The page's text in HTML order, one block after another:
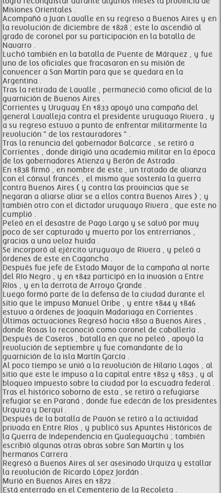
Misiones Orientales .
Acompañó a Juan Lavalle en su regreso a Buenos Aires y en
la revolución de diciembre de 1828 ; este lo ascendió al
grado de coronel por su participación en la batalla de
Navarro .
Luchó también en la batalla de Puente de Márquez , y fue
uno de los oficiales que fracasaron en su misión de
convencer a San Martín para que se quedara en la
Argentina .
Tras la retirada de Lavalle , permaneció como oficial de la
guarnición de Buenos Aires .
Corrientes y Uruguay En 1833 apoyó una campaña del
general Lavalleja contra el presidente uruguayo Rivera , y
a su regreso estuvo a punto de enfrentar militarmente la
revolución " de los restauradores " .
Tras la renuncia del gobernador Balcarce , se retiró a
Corrientes , donde dirigió una academia militar en la época
de los gobernadores Atienza y Berón de Astrada .
En 1838 firmó , en nombre de este , un tratado de alianza
con el cónsul francés , el mismo que sostenía la guerra
contra Buenos Aires ( y contra las provincias que se
negaran a aliarse aliar se a ellos contra Buenos Aires ) ; y
también otro con el dictador uruguayo Rivera , que este no
cumplió .
Peleó en el desastre de Pago Largo y se salvó por muy
poco de ser capturado y muerto por los entrerrianos ,
gracias a una veloz huida .
Se incorporó al ejército uruguayo de Rivera , y peleó a
órdenes de este en Cagancha .
Después fue jefe de Estado Mayor de la campaña al norte
del Río Negro , y en 1842 participó en la invasión a Entre
Ríos , y en la derrota de Arroyo Grande .
Luego formó parte de la defensa de la ciudad durante el
sitio que le impuso Manuel Oribe , y entre 1844 y 1846
estuvo a órdenes de Joaquín Madariaga en Corrientes .
Últimas actuaciones Regresó hacia 1850 a Buenos Aires ,
donde Rosas lo reconoció como coronel de caballería .
Después de Caseros , batalla en que no peleó , apoyó la
revolución de septiembre y fue comandante de la
guarnición de la isla Martín García .
Al poco tiempo se unió a la revolución de Hilario Lagos , al
sitio que este le impuso a la capital entre 1852 y 1853 , y al
bloqueo impuesto sobre la ciudad por la escuadra federal .
Tras el histórico soborno de esta , se retiró a refugiarse
refugiar se en Paraná , donde fue edecán de los presidentes
Urquiza y Derqui .
Después de la batalla de Pavón se retiró a la actividad
privada en Entre Ríos , y publicó sus Apuntes Históricos de
la Guerra de Independencia en Gualeguaychú ; también
escribió algunas otras obras sobre San Martín y los
hermanos Carrera .
Regresó a Buenos Aires al ser asesinado Urquiza y estallar
la revolución de Ricardo López Jordán .
Murió en Buenos Aires en 1872 .
Está enterrado en el Cementerio de la Recoleta .